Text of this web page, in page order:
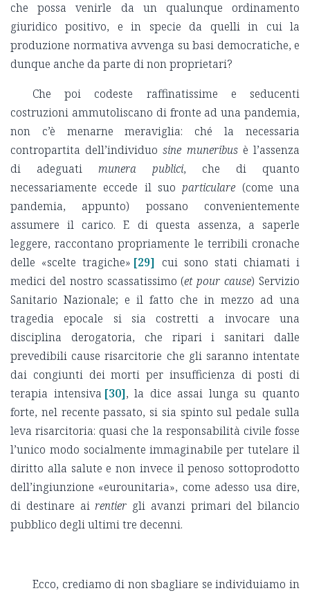
che possa venirle da un qualunque ordinamento
giuridico positivo, e in specie da quelli in cui la
produzione normativa avvenga su basi democratiche, e
dunque anche da parte di non proprietari?
Che poi codeste raffinatissime e seducenti
costruzioni ammutoliscano di fronte ad una pandemia,
non c’è menarne meraviglia: ché la necessaria
contropartita dell’individuosine muneribusè l’assenza
di adeguati munera publici, che di quanto
necessariamente eccede il suoparticulare (come una
pandemia, appunto) possano convenientemente
assumere il carico. E di questa assenza, a saperle
leggere, raccontano propriamente le terribili cronache
delle «scelte tragiche» [29] cui sono stati chiamati i
medici del nostro scassatissimo (et pour cause) Servizio
Sanitario Nazionale; e il fatto che in mezzo ad una
tragedia epocale si sia costretti a invocare una
disciplina derogatoria, che ripari i sanitari dalle
prevedibili cause risarcitorie che gli saranno intentate
dai congiunti dei morti per insufficienza di posti di
terapia intensiva [30], la dice assai lunga su quanto
forte, nel recente passato, si sia spinto sul pedale sulla
leva risarcitoria: quasi che la responsabilità civile fosse
l’unico modo socialmente immaginabile per tutelare il
diritto alla salute e non invece il penoso sottoprodotto
dell’ingiunzione «eurounitaria», come adesso usa dire,
di destinare airentier gli avanzi primari del bilancio
pubblico degli ultimi tre decenni.
Ecco, crediamo di non sbagliare se individuiamo in